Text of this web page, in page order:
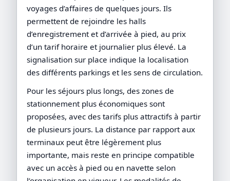
voyages d’affaires de quelques jours. Ils
permettent de rejoindre les halls
d’enregistrement et d’arrivée à pied, au prix
d’un tarif horaire et journalier plus élevé. La
signalisation sur place indique la localisation
des différents parkings et les sens de circulation.
Pour les séjours plus longs, des zones de
stationnement plus économiques sont
proposées, avec des tarifs plus attractifs à partir
de plusieurs jours. La distance par rapport aux
terminaux peut être légèrement plus
importante, mais reste en principe compatible
avec un accès à pied ou en navette selon